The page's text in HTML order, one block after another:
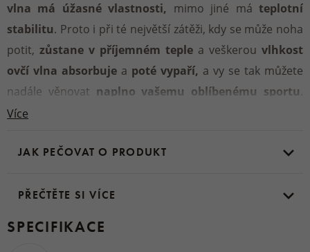
vlna má úžasné vlastnosti, mimo jiné má teplotní
stabilitu. Proto i při té největší zátěži, kdy se může noha
potit, zůstane v příjemném teple a veškerou vlhkost
ovčí vlna absorbuje a poté vypaří, a vy se tak můžete
nadále věnovat naplno vašemu oblíbenému sportu
Ponožky jsou
Na noze sedí krásně díky jejich střihu.
My z Ovečkárny
prosport, a hlavně ten zimní, budete lepší materiál než
Více
JAK PEČOVAT O PRODUKT
PŘEČTĚTE SI VÍCE
SPECIFIKACE